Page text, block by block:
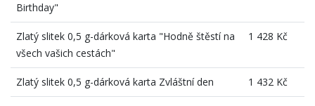
Birthday"
Zlatý slitek 0,5 g-dárková karta "Hodně štěstí na
všech vašich cestách"
1 428 Kč
Zlatý slitek 0,5 g-dárková karta Zvláštní den 1 432 Kč